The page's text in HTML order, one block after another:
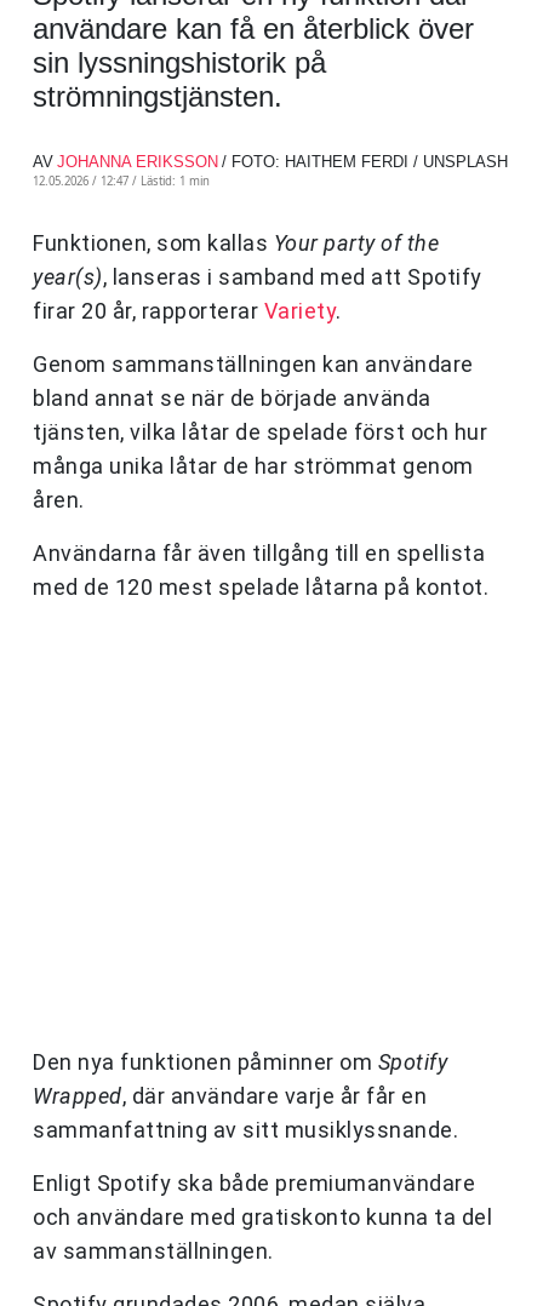
användare kan få en återblick över
sin lyssningshistorik på
strömningstjänsten.
AV JOHANNA ERIKSSON / FOTO: HAITHEM FERDI / UNSPLASH
12.05.2026 / 12:47 / Lästid: 1 min
Funktionen, som kallas Your party of the
year(s), lanseras i samband med att Spotify
firar 20 år, rapporterar Variety.
Genom sammanställningen kan användare
bland annat se när de började använda
tjänsten, vilka låtar de spelade först och hur
många unika låtar de har strömmat genom
åren.
Användarna får även tillgång till en spellista
med de 120 mest spelade låtarna på kontot.
Den nya funktionen påminner om Spotify
Wrapped, där användare varje år får en
sammanfattning av sitt musiklyssnande.
Enligt Spotify ska både premiumanvändare
och användare med gratiskonto kunna ta del
av sammanställningen.